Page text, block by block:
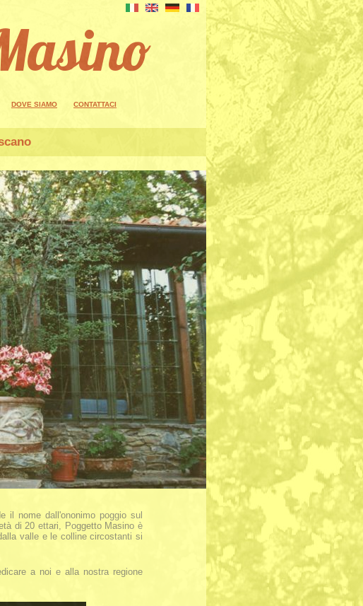
DOVE SIAMO CONTATTACI
il nome dall'ononimo poggio sul
di 20 ettari, Poggetto Masino è
valle e le colline circostanti si
a noi e alla nostra regione